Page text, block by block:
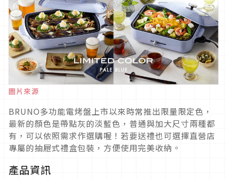
圖片來源
BRUNO多功能電烤盤上市以來時常推出限量限定色，
最新的顏色是帶點灰的淡藍色，普通與加大尺寸兩種都
有，可以依照需求作選購喔！若要送禮也可選擇直營店
專屬的抽屜式禮盒包裝，方便使用完美收納。
產品資訊